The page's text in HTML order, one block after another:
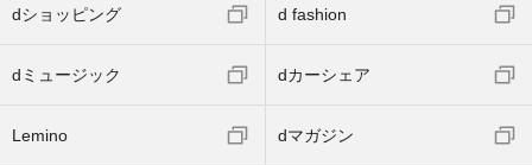
dショッピング d fashion
dミュージック dカーシェア
Lemino dマガジン